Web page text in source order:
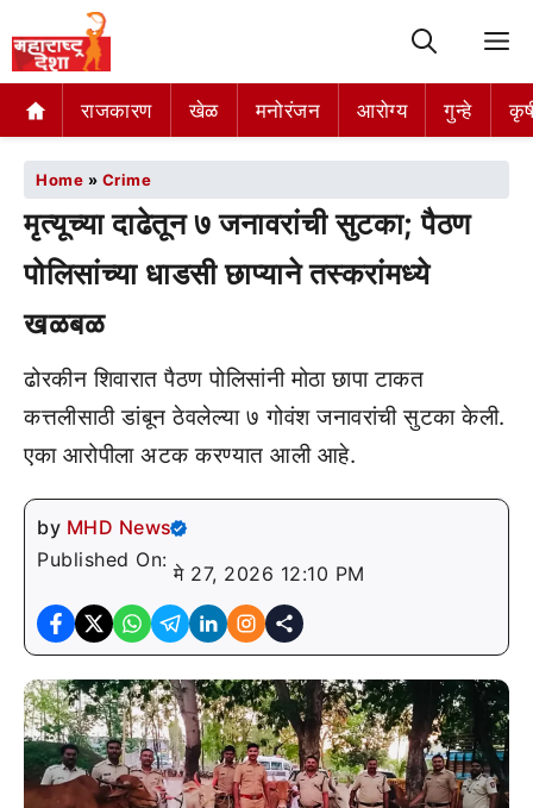
राजकारण खेळ मनोरंजन आरोग्य गुन्हे
Home » Crime
मृत्यूच्या दाढेतून ७ जनावरांची सुटका; पैठण
पोलिसांच्या धाडसी छाप्याने तस्करांमध्ये
खळबळ
ढोरकीन शिवारात पैठण पोलिसांनी मोठा छापा टाकत
कत्तलीसाठी डांबून ठेवलेल्या ७ गोवंश जनावरांची सुटका केली.
एका आरोपीला अटक करण्यात आली आहे.
by MHD News
Published On:
मे 27, 2026 12:10 PM